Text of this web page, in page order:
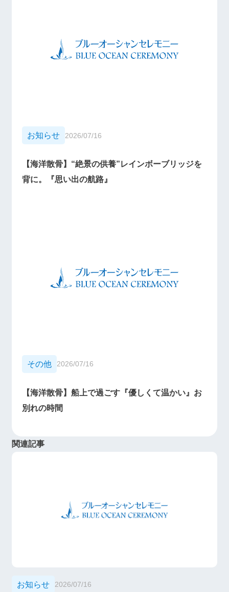
お知らせ 2026/07/16
【海洋散骨】“絶景の供養”レインボーブリッジを
背に。『思い出の航路』
その他 2026/07/16
【海洋散骨】船上で過ごす『優しくて温かい』お
別れの時間
関連記事
お知らせ 2026/07/16